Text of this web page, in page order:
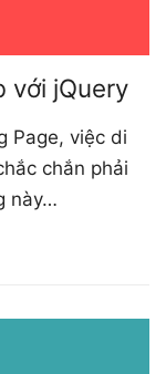
với jQuery
Page, việc di
chắn phải
này…